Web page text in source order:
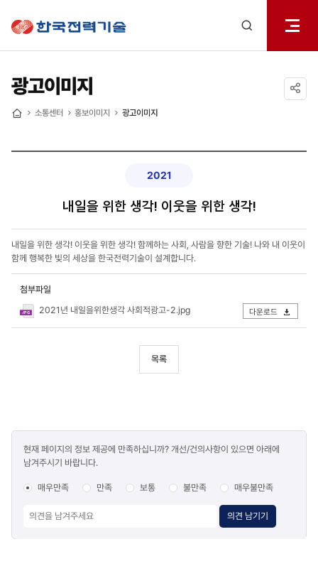
열기
광고이미지
소통센터 홍보이미지 광고이미지
내일을 위한 생각! 이웃을 위한 생각!
2021
내일을 위한 생각! 이웃을 위한 생각! 함께하는 사회, 사람을 향한 기술! 나와 내 이웃이
함께 행복한 빛의 세상을 한국전력기술이 설계합니다.
첨부파일
2021년 내일을위한생각 사회적광고-2.jpg
다운로드
목록
만족도
조사
현재 페이지의 정보 제공에 만족하십니까? 개선/건의사항이 있으면 아래에
남겨주시기 바랍니다.
매우만족 만족 보통 불만족 매우불만족
의견 남기기